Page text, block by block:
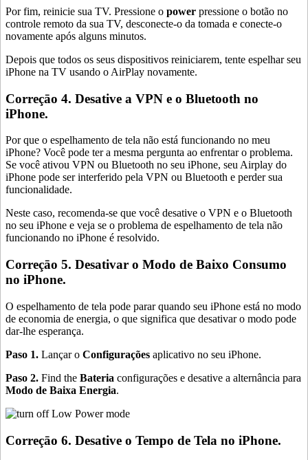
Por fim, reinicie sua TV. Pressione o power pressione o botão no
controle remoto da sua TV, desconecte-o da tomada e conecte-o
novamente após alguns minutos.
Depois que todos os seus dispositivos reiniciarem, tente espelhar seu
iPhone na TV usando o AirPlay novamente.
Correçāo 4. Desative a VPN e o Bluetooth no
iPhone.
Por que o espelhamento de tela não está funcionando no meu
iPhone? Você pode ter a mesma pergunta ao enfrentar o problema.
Se você ativou VPN ou Bluetooth no seu iPhone, seu Airplay do
iPhone pode ser interferido pela VPN ou Bluetooth e perder sua
funcionalidade.
Neste caso, recomenda-se que você desative o VPN e o Bluetooth
no seu iPhone e veja se o problema de espelhamento de tela não
funcionando no iPhone é resolvido.
Correçāo 5. Desativar o Modo de Baixo Consumo
no iPhone.
O espelhamento de tela pode parar quando seu iPhone está no modo
de economia de energia, o que significa que desativar o modo pode
dar-lhe esperança.
Paso 1. Lançar o Configurações aplicativo no seu iPhone.
Paso 2. Find the Bateria configurações e desative a alternância para
Modo de Baixa Energia.
Correçāo 6. Desative o Tempo de Tela no iPhone.